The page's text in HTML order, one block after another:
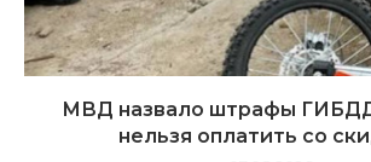
МВД назвало штрафы
нельзя оплатить со